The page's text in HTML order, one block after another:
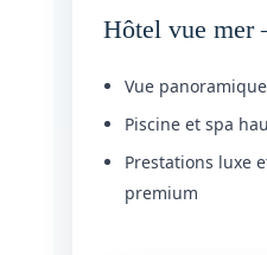
Hôtel vue mer
Vue
Piscine et spa
Prestations luxe
premium